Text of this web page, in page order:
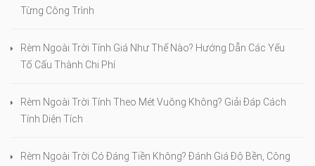
Từng Công Trình
Rèm Ngoài Trời Tính Giá Như Thế Nào? Hướng Dẫn Các Yếu
Tố Cấu Thành Chi Phí
Rèm Ngoài Trời Tính Theo Mét Vuông Không? Giải Đáp Cách
Tính Diện Tích
Rèm Ngoài Trời Có Đáng Tiền Không? Đánh Giá Độ Bền, Công